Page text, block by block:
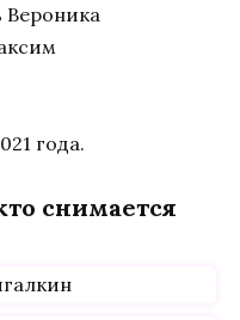
Вероника
года.
снимается